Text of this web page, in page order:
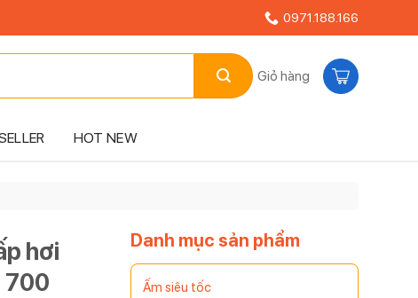
0971.188.166
Giỏ hàng
HOT NEW
Danh mục sản phẩm
Ấm siêu tốc
hơi
700